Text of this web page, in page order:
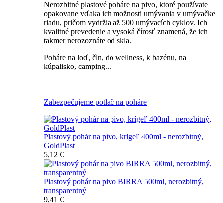
Nerozbitné plastové poháre na pivo, ktoré používate
opakovane vďaka ich možnosti umývania v umývačke
riadu, pričom vydržia až 500 umývacích cyklov. Ich
kvalitné prevedenie a vysoká čírosť znamená, že ich
takmer nerozoznáte od skla.
Poháre na loď, čln, do wellness, k bazénu, na
kúpalisko, camping...
Zabezpečujeme potlač na poháre
Plastový pohár na pivo, krígeľ 400ml - nerozbitný,
GoldPlast
5,12 €
Plastový pohár na pivo BIRRA 500ml, nerozbitný,
transparentný
9,41 €